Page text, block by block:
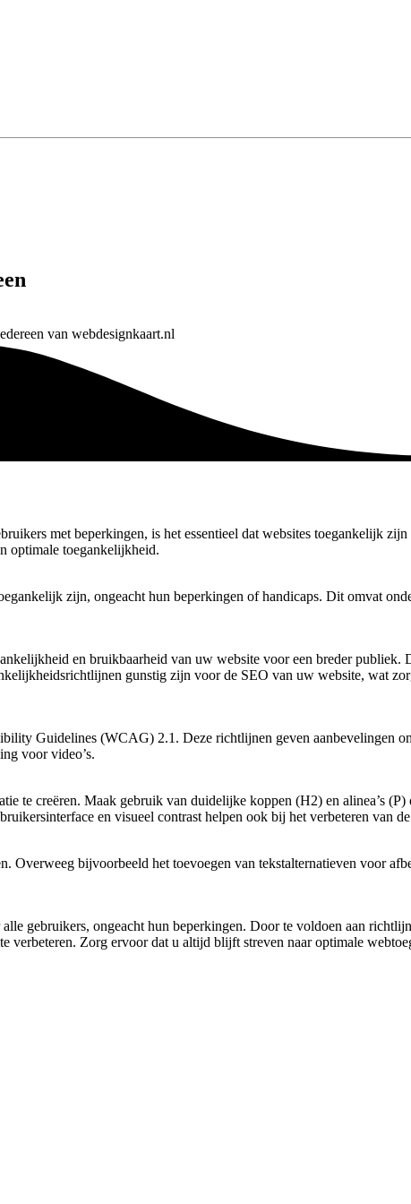
met beperkingen, is het essentieel dat websites toegankelijk
optimale toegankelijkheid.
zijn, ongeacht hun beperkingen of handicaps. Dit omvat
en bruikbaarheid van uw website voor een breder publiek.
gunstig zijn voor de SEO van uw website, wat
Guidelines (WCAG) 2.1. Deze richtlijnen geven aanbevelingen
voor video’s.
te creëren. Maak gebruik van duidelijke koppen (H2) en alinea’s (P)
en visueel contrast helpen ook bij het verbeteren van
bijvoorbeeld het toevoegen van tekstalternatieven voor
gebruikers, ongeacht hun beperkingen. Door te voldoen aan
verbeteren. Zorg ervoor dat u altijd blijft streven naar optimale